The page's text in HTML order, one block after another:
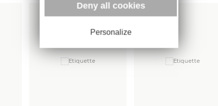
Deny all cookies
Personalize